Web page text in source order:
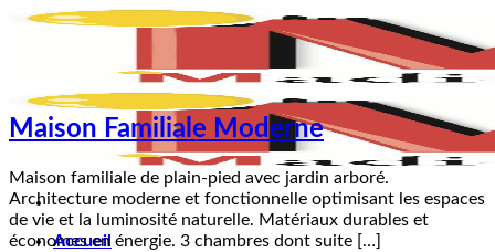
Passer
Accueil
Maison Familiale Moderne
Maison familiale de plain-pied avec jardin arboré.
Architecture moderne et fonctionnelle optimisant les espaces
de vie et la luminosité naturelle. Matériaux durables et
économes en énergie. 3 chambres dont suite […]